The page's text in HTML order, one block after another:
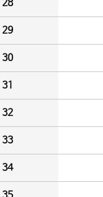
28
29
30
31
32
33
34
35